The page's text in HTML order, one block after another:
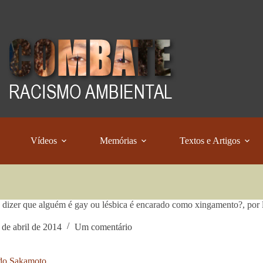
Vídeos Memórias Textos e Artigos
dizer que alguém é gay ou lésbica é encarado como xingamento?,
de abril de 2014 Um comentário
Sakamoto